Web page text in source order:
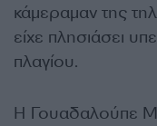
κάμεραμαν της
είχε πλησιάσει
πλαγίου.
Η Γουαδαλούπε